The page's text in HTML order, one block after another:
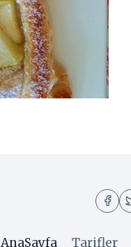
AnaSayfa Tarifler